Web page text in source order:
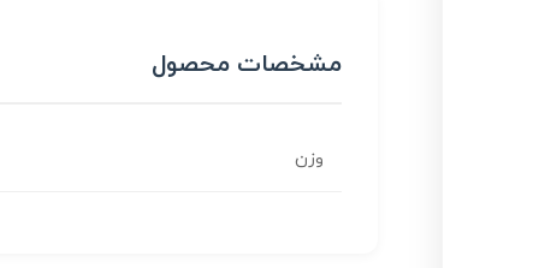
مشخصات محصول
وزن